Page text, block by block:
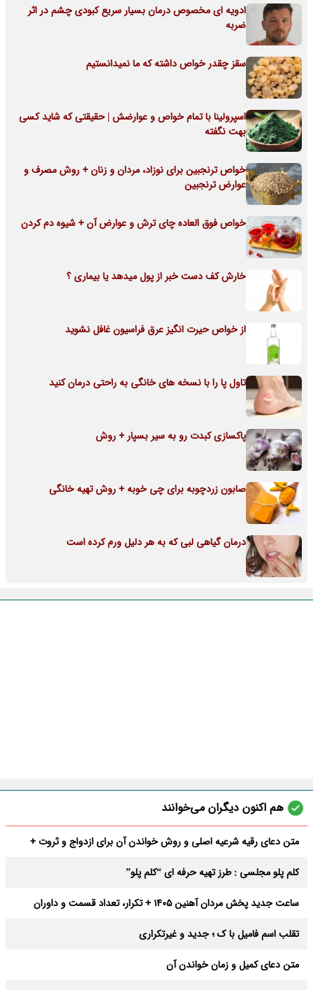
ادویه ای مخصوص درمان بسیار سریع کبودی چشم در اثر
ضربه
سقز چقدر خواص داشته که ما نمیدانستیم
اسپرولینا با تمام خواص و عوارضش | حقیقتی که شاید کسی
بهت نگفته
خواص ترنجبین برای نوزاد، مردان و زنان + روش مصرف و
عوارض ترنجبین
خواص فوق العاده چای ترش و عوارض آن + شیوه دم کردن
خارش کف دست خبر از پول میدهد یا بیماری ؟
از خواص حیرت انگیز عرق فراسیون غافل نشوید
تاول پا را با نسخه های خانگی به راحتی درمان کنید
پاکسازی کبدت رو به سیر بسپار + روش
صابون زردچوبه برای چی خوبه + روش تهیه خانگی
درمان گیاهی لبی که به هر دلیل ورم کرده است
هم اکنون دیگران می‌خوانند
متن دعای رقیه شرعیه اصلی و روش خواندن آن برای ازدواج و ثروت +
کلم پلو مجلسی : طرز تهیه حرفه ای “کلم پلو”
ساعت جدید پخش مردان آهنین 1405 + تکرار، تعداد قسمت و داوران
تقلب اسم فامیل با ک ؛ جدید و غیرتکراری
متن دعای کمیل و زمان خواندن آن